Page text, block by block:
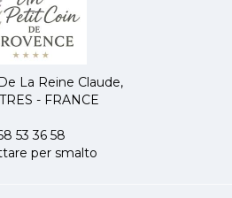
La Reine Claude,
- FRANCE
53 36 58
per smalto